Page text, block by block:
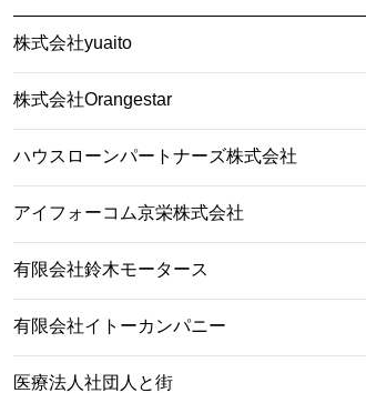
株式会社yuaito
株式会社Orangestar
ハウスローンパートナーズ株式会社
アイフォーコム京栄株式会社
有限会社鈴木モータース
有限会社イトーカンパニー
医療法人社団人と街